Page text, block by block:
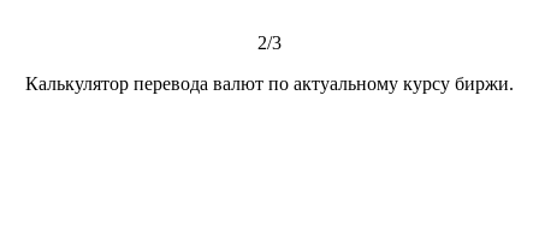
2/3
Калькулятор перевода валют по актуальному курсу биржи.